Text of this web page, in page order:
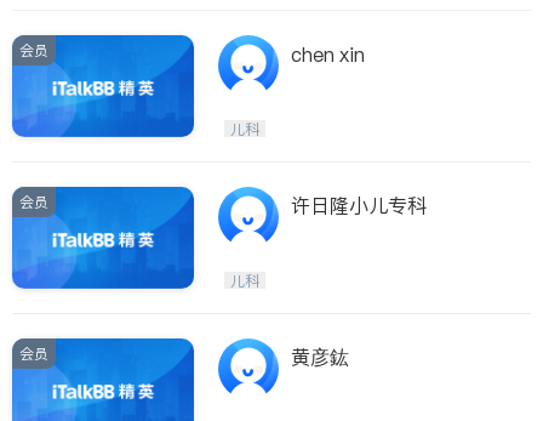
会员 chen xin
儿科
会员 许日隆小儿专科
儿科
会员 黄彦鈜